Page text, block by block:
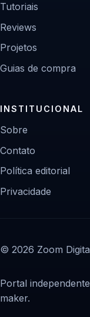
Tutoriais
Reviews
Projetos
Guias de compra
INSTITUCIONAL
Sobre
Contato
Política editorial
Privacidade
© 2026 Zoom
Portal
maker.